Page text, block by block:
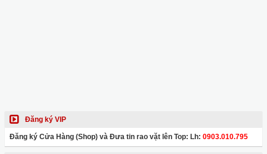
Đăng ký VIP
Đăng ký Cửa Hàng (Shop) và Đưa tin rao vặt lên Top: Lh: 0903.010.795